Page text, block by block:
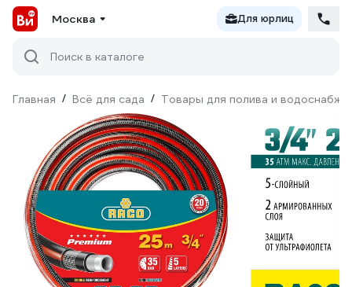
Москва Для юрлиц
Поиск в каталоге
Главная / Всё для сада / Товары для полива и